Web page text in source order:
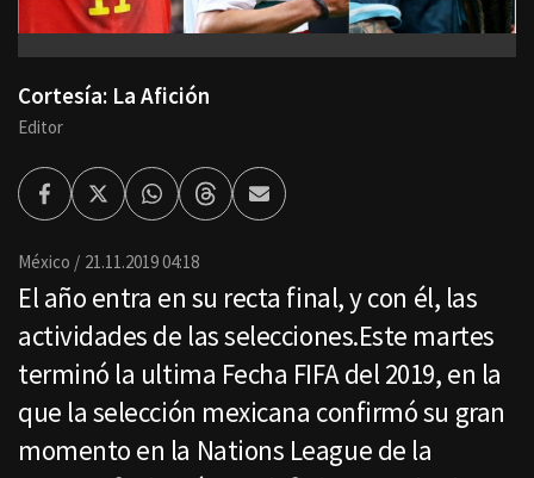
Cortesía: La Afición
Editor
FacebookTwitterWhatsappThreadsEnviar
por
México 21.11.2019 04:18
El año entra en su recta final, y con él, las
actividades de las selecciones.Este martes
terminó la ultima Fecha FIFA del 2019, en la
que la selección mexicana confirmó su gran
momento en la Nations League de la